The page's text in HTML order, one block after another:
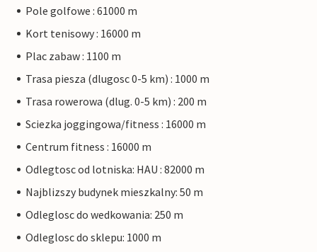
Pole golfowe : 61000 m
Kort tenisowy : 16000 m
Plac zabaw : 1100 m
Trasa piesza (dlugosc 0-5 km) : 1000 m
Trasa rowerowa (dlug. 0-5 km) : 200 m
Sciezka joggingowa/fitness : 16000 m
Centrum fitness : 16000 m
Odlegtosc od lotniska: HAU : 82000 m
Najblizszy budynek mieszkalny: 50 m
Odleglosc do wedkowania: 250 m
Odleglosc do sklepu: 1000 m